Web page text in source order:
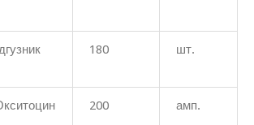
180 шт.
200 амп.